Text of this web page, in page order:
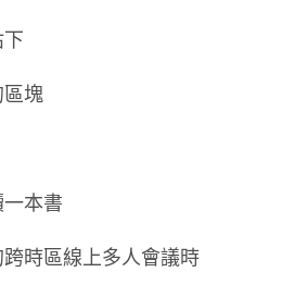
塊
本書
時區線上多人會議時